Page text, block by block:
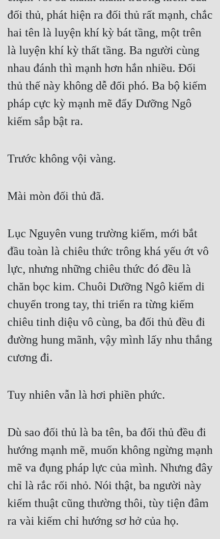
đối thủ, phát hiện ra đối thủ rất mạnh, chắc
hai tên là luyện khí kỳ bát tầng, một trên
là luyện khí kỳ thất tầng. Ba người cùng
nhau đánh thì mạnh hơn hắn nhiều. Đối
thủ thế này không dễ đối phó. Ba bộ kiếm
pháp cực kỳ mạnh mẽ đẩy Dưỡng Ngô
kiếm sắp bật ra.
Trước không vội vàng.
Mài mòn đối thủ đã.
Lục Nguyên vung trường kiếm, mới bắt
đầu toàn là chiêu thức trông khá yếu ớt vô
lực, nhưng những chiêu thức đó đều là
chăn bọc kim. Chuôi Dưỡng Ngô kiếm di
chuyển trong tay, thi triển ra từng kiếm
chiêu tinh diệu vô cùng, ba đối thủ đều đi
đường hung mãnh, vậy mình lấy nhu thắng
cương đi.
Tuy nhiên vẫn là hơi phiền phức.
Dù sao đối thủ là ba tên, ba đối thủ đều đi
hướng mạnh mẽ, muốn không ngừng mạnh
mẽ va đụng pháp lực của mình. Nhưng đây
chỉ là rắc rối nhỏ. Nói thật, ba người này
kiếm thuật cũng thường thôi, tùy tiện đâm
ra vài kiếm chỉ hướng sơ hở của họ.